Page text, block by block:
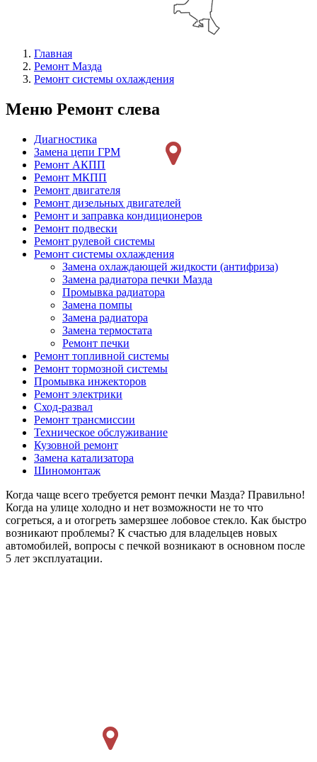
Главная
Ремонт Мазда
Ремонт системы охлаждения
Меню Ремонт слева
Диагностика
Замена цепи ГРМ
Ремонт АКПП
Ремонт МКПП
Ремонт двигателя
Ремонт дизельных двигателей
Ремонт и заправка кондиционеров
Ремонт подвески
Ремонт рулевой системы
Ремонт системы охлаждения
Замена охлаждающей жидкости (антифриза)
Замена радиатора печки Мазда
Промывка радиатора
Замена помпы
Замена радиатора
Замена термостата
Ремонт печки
Ремонт топливной системы
Ремонт тормозной системы
Промывка инжекторов
Ремонт электрики
Сход-развал
Ремонт трансмиссии
Техническое обслуживание
Кузовной ремонт
Замена катализатора
Шиномонтаж
Когда чаще всего требуется ремонт печки Мазда? Правильно!
Когда на улице холодно и нет возможности не то что
согреться, а и отогреть замерзшее лобовое стекло. Как быстро
возникают проблемы? К счастью для владельцев новых
автомобилей, вопросы с печкой возникают в основном после
5 лет эксплуатации.